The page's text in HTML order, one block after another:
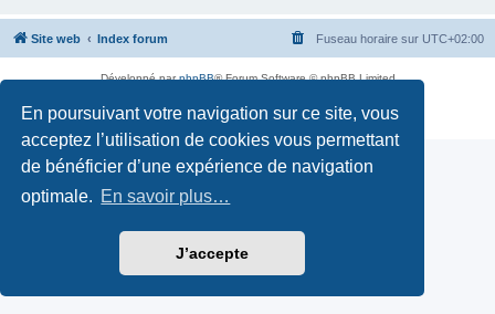
En poursuivant votre navigation sur ce site, vous
acceptez l’utilisation de cookies vous permettant
de bénéficier d’une expérience de navigation
optimale. En savoir plus…
J’accepte
Site web Index forum Fuseau horaire sur UTC+02:00
Développé parphpBB® Forum Software © phpBB Limited
Confidentialité| Conditions